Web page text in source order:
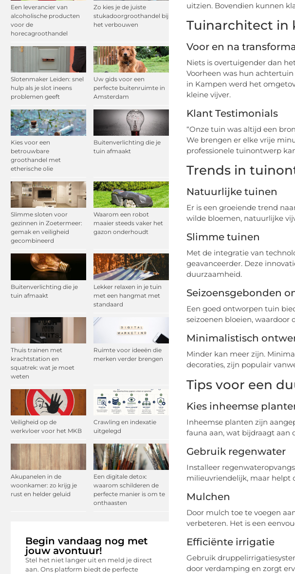
Een leverancier van
alcoholische producten
voor de
horecagroothandel
Zo kies je de juiste
stukadoorgroothandel bij
het verbouwen
Slotenmaker Leiden: snel
hulp als je slot ineens
problemen geeft
Uw gids voor een
perfecte buitenruimte in
Amsterdam
Kies voor een
betrouwbare
groothandel met
etherische olie
Buitenverlichting die je
tuin afmaakt
Slimme sloten voor
gezinnen in Zoetermeer:
gemak en veiligheid
gecombineerd
Waarom een robot
maaier steeds vaker het
gazon onderhoudt
Buitenverlichting die je
tuin afmaakt
Lekker relaxen in je tuin
met een hangmat met
standaard
Thuis trainen met
krachtstation en
squatrek: wat je moet
weten
Ruimte voor ideeën die
merken verder brengen
Veiligheid op de
werkvloer voor het MKB
Crawling en indexatie
uitgelegd
Akupanelen in de
woonkamer: zo krijg je
rust en helder geluid
Een digitale detox:
waarom schilderen de
perfecte manier is om te
onthaasten
Begin vandaag nog met
jouw avontuur!
Stel het niet langer uit en meld je direct
aan. Ons platform biedt de perfecte
uitzien. Bovendien kunnen
Tuinarchitect in
Voor en na
Niets is overtuigender dan
Voorheen was hun
in Kampen werd het
kleine vijver.
Klant Testimonials
“Onze tuin was altijd een
We brengen er elke vrije
professionele tuinontwerp
Trends in
Natuurlijke tuinen
Er is een groeiende trend
wilde bloemen, natuurlijke
Slimme tuinen
Met de integratie van
geavanceerder. Deze
duurzaamheid.
Seizoensgebonden
Een goed ontworpen tuin
seizoenen bloeien,
Minimalistisch
Minder kan meer zijn.
decoraties, zijn populair
Tips voor een
Kies inheemse
Inheemse planten zijn
fauna aan, wat bijdraagt aan
Gebruik regenwater
Installeer
milieuvriendelijk, maar helpt
Mulchen
Door mulch toe te voegen
verbeteren. Het is een
Efficiënte irrigatie
Gebruik
door verdamping en zorgt